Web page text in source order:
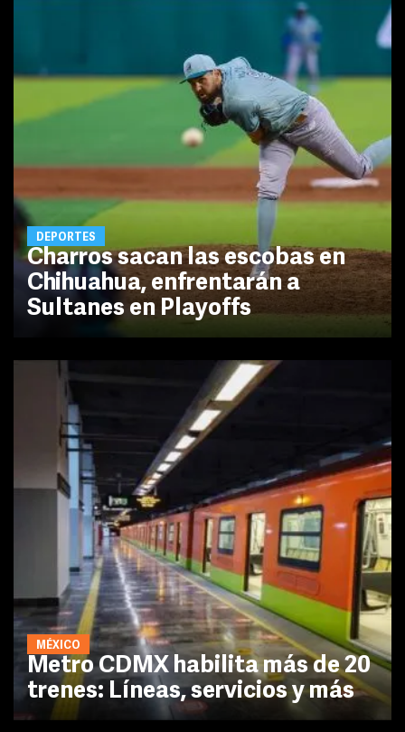
DEPORTES
Charros sacan las escobas en
Chihuahua, enfrentarán a
Sultanes en Playoffs
MÉXICO
Metro CDMX habilita más de 20
trenes: Líneas, servicios y más